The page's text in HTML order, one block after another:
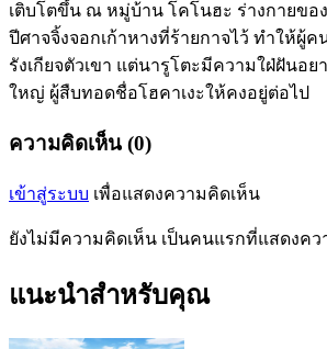
เติบโตขึ้น ณ หมู่บ้าน โคโนฮะ ร่างกายขอ
ปีศาจจิ้งจอกเก้าหางที่ร้ายกาจไว้ ทำให้ผู้
รังเกียจตัวเขา แต่นารูโตะมีความใฝ่ฝันอย
ใหญ่ ผู้สืบทอดชื่อโฮคาเงะให้คงอยู่ต่อไป
ความคิดเห็น (0)
เข้าสู่ระบบ เพื่อแสดงความคิดเห็น
ยังไม่มีความคิดเห็น เป็นคนแรกที่แสดงคว
แนะนำสำหรับคุณ